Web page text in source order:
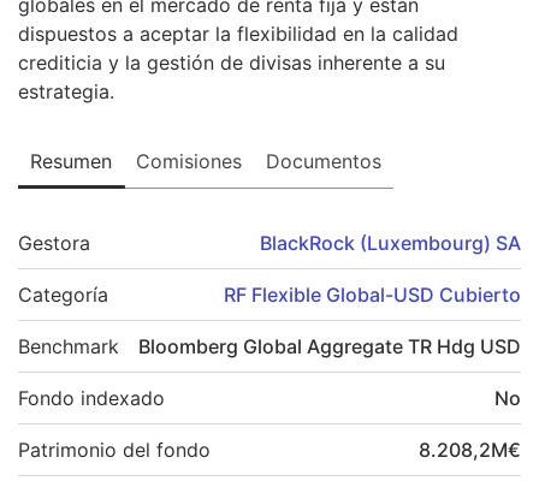
dispuestos a aceptar la flexibilidad en la calidad
crediticia y la gestión de divisas inherente a su
estrategia.
Resumen Comisiones Documentos
Gestora BlackRock (Luxembourg) SA
Categoría RF Flexible Global-USD Cubierto
Benchmark Bloomberg Global Aggregate TR Hdg USD
Fondo indexado No
Patrimonio del fondo 8.208,2M€